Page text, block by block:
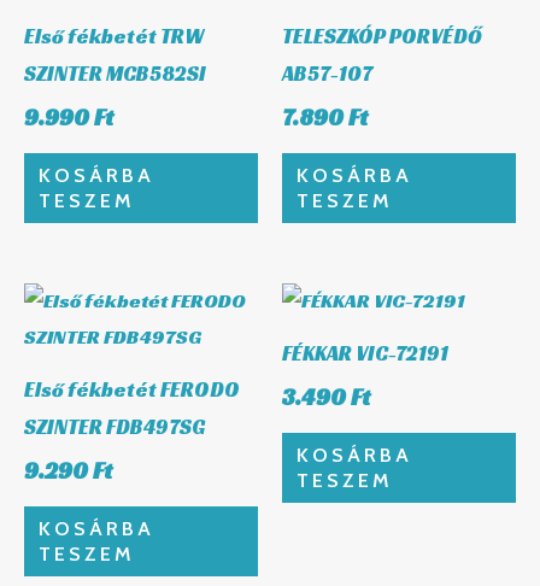
Első fékbetét TRW
SZINTER MCB582SI
9.990Ft
KOSÁRBA
TESZEM
TELESZKÓP PORVÉDŐ
AB57-107
7.890Ft
KOSÁRBA
TESZEM
Első fékbetét FERODO
SZINTER FDB497SG
9.290Ft
KOSÁRBA
TESZEM
FÉKKAR VIC-72191
3.490Ft
KOSÁRBA
TESZEM